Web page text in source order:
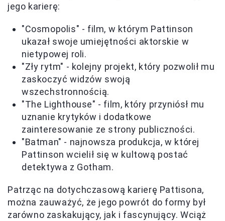
jego karierę:
"Cosmopolis" - film, w którym Pattinson
ukazał swoje umiejętności aktorskie w
nietypowej roli.
"Zły rytm" - kolejny projekt, który pozwolił mu
zaskoczyć widzów swoją
wszechstronnością.
"The Lighthouse" - film, który przyniósł mu
uznanie krytyków i dodatkowe
zainteresowanie ze strony publiczności.
"Batman" - najnowsza produkcja, w której
Pattinson wcielił się w kultową postać
detektywa z Gotham.
Patrząc na dotychczasową karierę Pattisona,
można zauważyć, że jego powrót do formy był
zarówno zaskakujący, jak i fascynujący. Wciąż